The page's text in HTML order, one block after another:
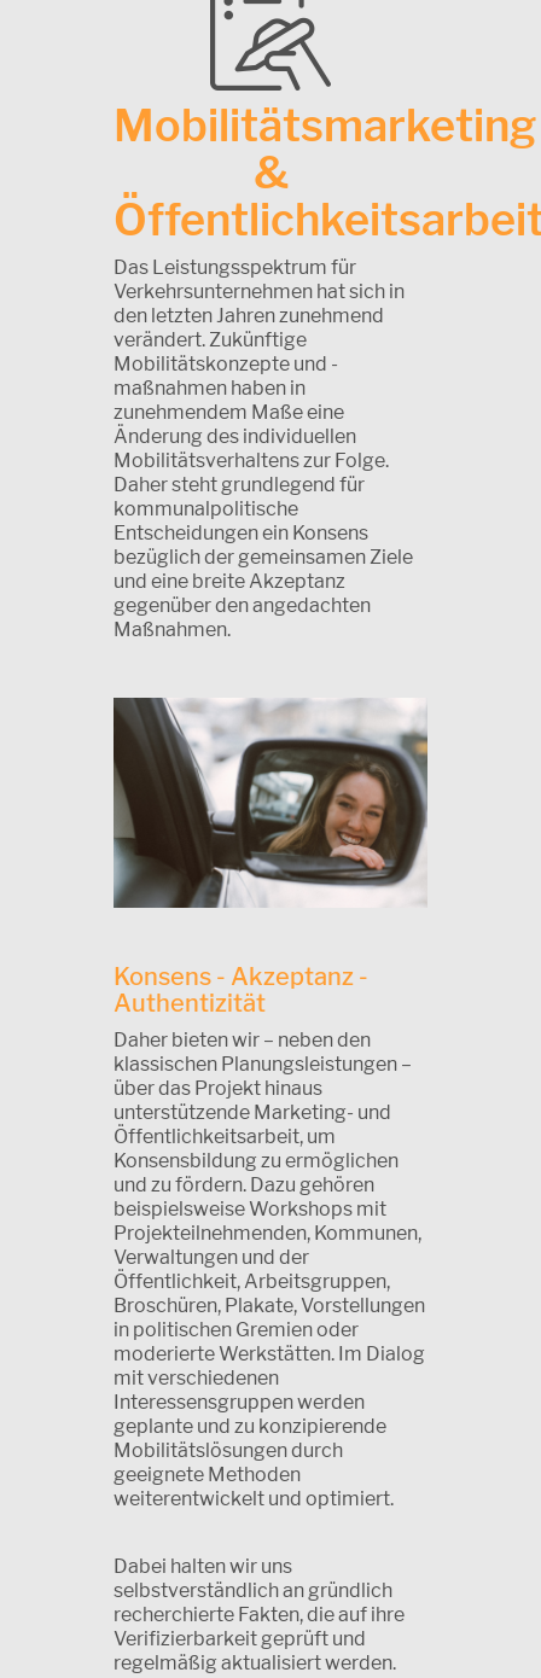
Mobilitätsmarketing
&
Das Leistungsspektrum für
Verkehrsunternehmen hat sich in
den letzten Jahren zunehmend
verändert. Zukünftige
Mobilitätskonzepte und -
maßnahmen haben in
zunehmendem Maße eine
Änderung des individuellen
Mobilitätsverhaltens zur Folge.
Daher steht grundlegend für
kommunalpolitische
Entscheidungen ein Konsens
bezüglich der gemeinsamen Ziele
und eine breite Akzeptanz
gegenüber den angedachten
Maßnahmen.
Konsens - Akzeptanz -
Authentizität
Daher bieten wir – neben den
klassischen Planungsleistungen –
über das Projekt hinaus
unterstützende Marketing- und
Öffentlichkeitsarbeit, um
Konsensbildung zu ermöglichen
und zu fördern. Dazu gehören
beispielsweise Workshops mit
Projekteilnehmenden, Kommunen,
Verwaltungen und der
Öffentlichkeit, Arbeitsgruppen,
Broschüren, Plakate, Vorstellungen
in politischen Gremien oder
moderierte Werkstätten. Im Dialog
mit verschiedenen
Interessensgruppen werden
geplante und zu konzipierende
Mobilitätslösungen durch
geeignete Methoden
weiterentwickelt und optimiert.
Dabei halten wir uns
selbstverständlich an gründlich
recherchierte Fakten, die auf ihre
Verifizierbarkeit geprüft und
regelmäßig aktualisiert werden.